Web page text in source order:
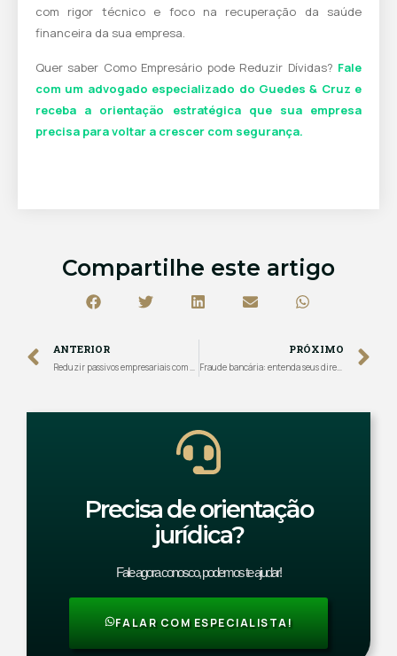
com rigor técnico e foco na recuperação da saúde
financeira da sua empresa.
Quer saber Como Empresário pode Reduzir Dívidas? Fale
com um advogado especializado do Guedes & Cruz e
receba a orientação estratégica que sua empresa
precisa para voltar a crescer com segurança.
Compartilhe este artigo
ANTERIOR
Reduzir passivos empresariais com bancos: como identificar abusos e cortar dívidas ilegais
PRÓXIMO
Fraude bancária: entenda seus direitos e como agir
Precisa de orientação
jurídica?
Fale agora conosco, podemos te ajudar!
FALAR COM ESPECIALISTA!